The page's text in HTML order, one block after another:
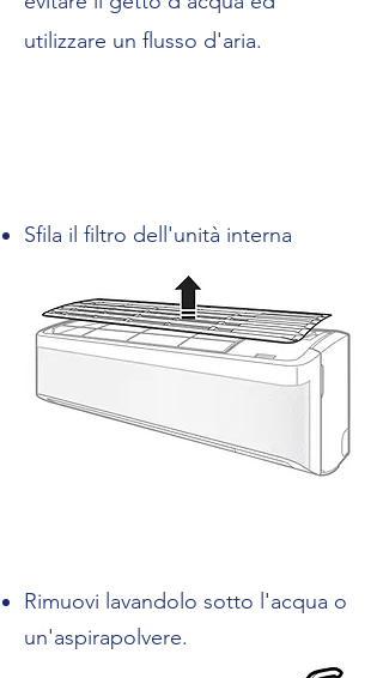
utilizzare un flusso d'aria.
Sfila il filtro dell'unità interna
Rimuovi lavandolo sotto l'acqua o
un'aspirapolvere.